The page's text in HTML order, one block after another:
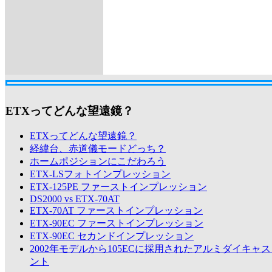
ETXってどんな望遠鏡？
ETXってどんな望遠鏡？
経緯台、赤道儀モードどっち？
ホームポジションにこだわろう
ETX-LSフォトインプレッション
ETX-125PE ファーストインプレッション
DS2000 vs ETX-70AT
ETX-70AT ファーストインプレッション
ETX-90EC ファーストインプレッション
ETX-90EC セカンドインプレッション
2002年モデルから105ECに採用されたアルミダイキャ
ント